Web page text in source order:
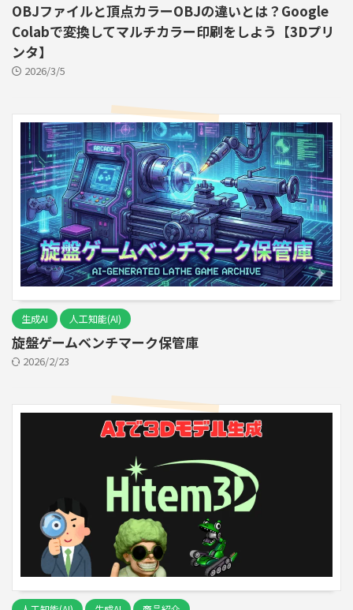
OBJファイルと頂点カラーOBJの違いとは？Google
Colabで変換してマルチカラー印刷をしよう【3Dプリ
ンタ】
2026/3/5
生成AI 人工知能(AI)
旋盤ゲームベンチマーク保管庫
2026/2/23